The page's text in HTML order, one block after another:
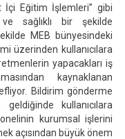
İçi Eğitim İşlemleri” gibi
sağlıklı bir şekilde
MEB bünyesindeki
üzerinden kullanıcılara
yapacakları iş
kaynaklanan
Bildirim gönderme
kullanıcılara
kurumsal işlerini
açısından büyük önem